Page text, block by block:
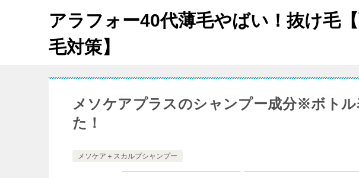
アラフォー40代薄毛やばい！抜け毛
毛対策】
メソケアプラスのシャンプー成分※ボト
た！
メソケア＋スカルプシャンプー